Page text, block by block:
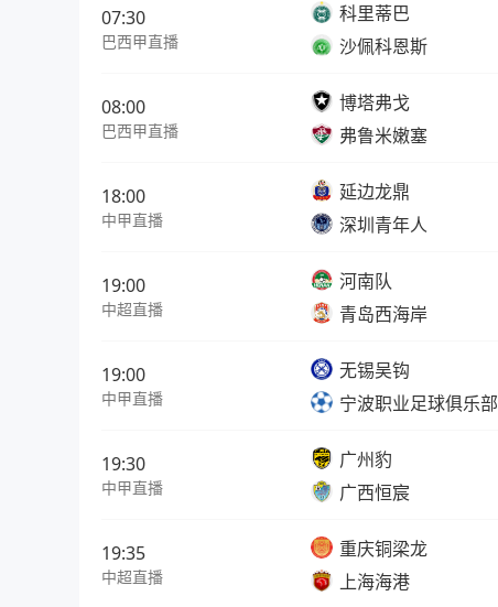
07:30
巴西甲直播
科里蒂巴
沙佩科恩斯
08:00
巴西甲直播
博塔弗戈
弗鲁米嫩塞
18:00
中甲直播
延边龙鼎
深圳青年人
19:00
中超直播
河南队
青岛西海岸
19:00
中甲直播
无锡吴钩
宁波职业足球俱乐部
19:30
中甲直播
广州豹
广西恒宸
19:35
中超直播
重庆铜梁龙
上海海港